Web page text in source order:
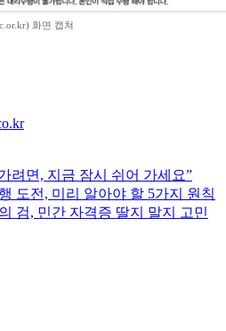
화면 캡쳐
려면, 지금 잠시 쉬어 가세요”
도전, 미리 알아야 할 5가지 원칙
검, 민간 자격증 딸지 말지 고민